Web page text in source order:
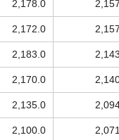
2,178.0
2,172.0
2,183.0
2,170.0
2,135.0
2,100.0